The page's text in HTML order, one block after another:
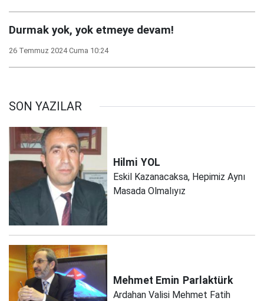
Durmak yok, yok etmeye devam!
26 Temmuz 2024 Cuma 10:24
SON YAZILAR
Hilmi YOL
Eskil Kazanacaksa, Hepimiz Aynı
Masada Olmalıyız
Mehmet Emin Parlaktürk
Ardahan Valisi Mehmet Fatih